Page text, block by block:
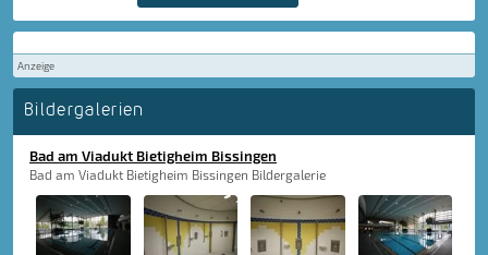
Anzeige
Bildergalerien
Bad am Viadukt Bietigheim Bissingen
Bad am Viadukt Bietigheim Bissingen Bildergalerie